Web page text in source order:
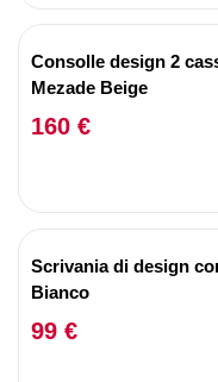
Consolle design 2
Mezade Beige
160 €
Scrivania di design
Bianco
99 €